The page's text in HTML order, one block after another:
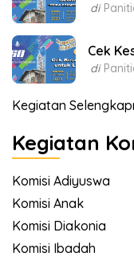
di
Cek
di
Kegiatan
Kegiatan
Komisi Adiyuswa
Komisi Anak
Komisi Diakonia
Komisi Ibadah